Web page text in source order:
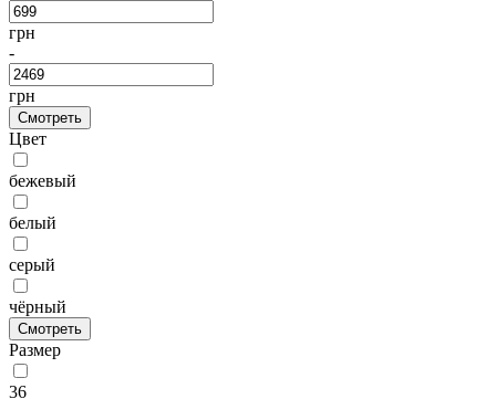
грн
-
грн
Смотреть
Цвет
бежевый
белый
серый
чёрный
Смотреть
Размер
36